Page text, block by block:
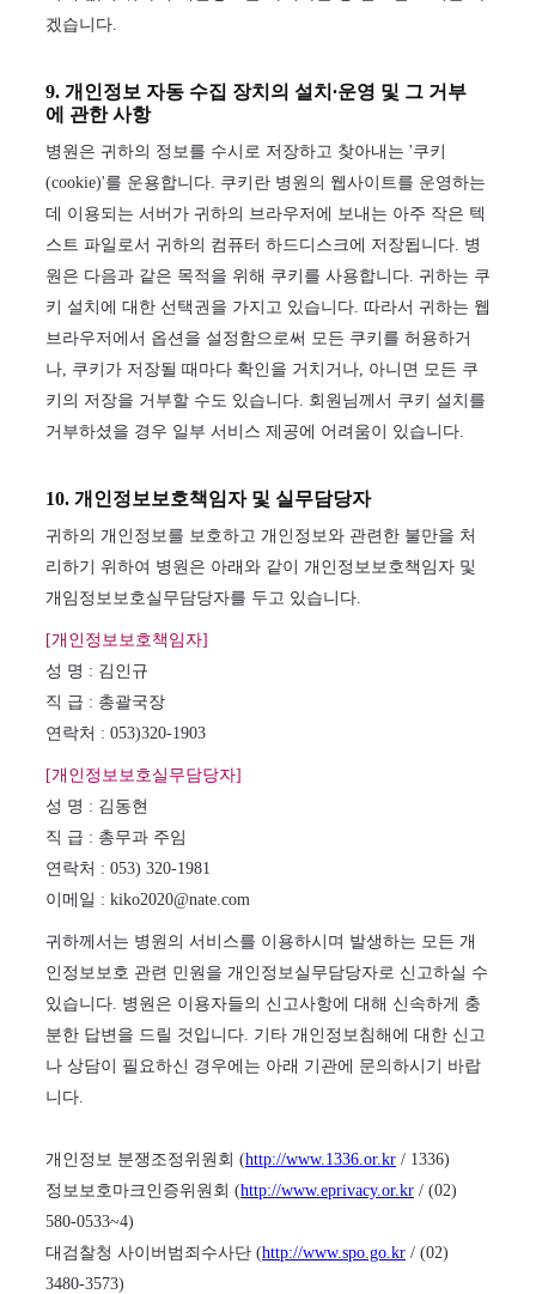
겠습니다.
9. 개인정보 자동 수집 장치의 설치∙운영 및 그 거부
에 관한 사항
병원은 귀하의 정보를 수시로 저장하고 찾아내는 '쿠키
(cookie)'를 운용합니다. 쿠키란 병원의 웹사이트를 운영하는
데 이용되는 서버가 귀하의 브라우저에 보내는 아주 작은 텍
스트 파일로서 귀하의 컴퓨터 하드디스크에 저장됩니다. 병
원은 다음과 같은 목적을 위해 쿠키를 사용합니다. 귀하는 쿠
키 설치에 대한 선택권을 가지고 있습니다. 따라서 귀하는 웹
브라우저에서 옵션을 설정함으로써 모든 쿠키를 허용하거
나, 쿠키가 저장될 때마다 확인을 거치거나, 아니면 모든 쿠
키의 저장을 거부할 수도 있습니다. 회원님께서 쿠키 설치를
거부하셨을 경우 일부 서비스 제공에 어려움이 있습니다.
10. 개인정보보호책임자 및 실무담당자
귀하의 개인정보를 보호하고 개인정보와 관련한 불만을 처
리하기 위하여 병원은 아래와 같이 개인정보보호책임자 및
개임정보보호실무담당자를 두고 있습니다.
[개인정보보호책임자]
성 명 : 김인규
직 급 : 총괄국장
연락처 : 053)320-1903
[개인정보보호실무담당자]
성 명 : 김동현
직 급 : 총무과 주임
연락처 : 053) 320-1981
이메일 : kiko2020@nate.com
귀하께서는 병원의 서비스를 이용하시며 발생하는 모든 개
인정보보호 관련 민원을 개인정보실무담당자로 신고하실 수
있습니다. 병원은 이용자들의 신고사항에 대해 신속하게 충
분한 답변을 드릴 것입니다. 기타 개인정보침해에 대한 신고
나 상담이 필요하신 경우에는 아래 기관에 문의하시기 바랍
니다.
개인정보 분쟁조정위원회 (http://www.1336.or.kr / 1336)
정보보호마크인증위원회 (http://www.eprivacy.or.kr / (02)
580-0533~4)
대검찰청 사이버범죄수사단 (http://www.spo.go.kr / (02)
3480-3573)